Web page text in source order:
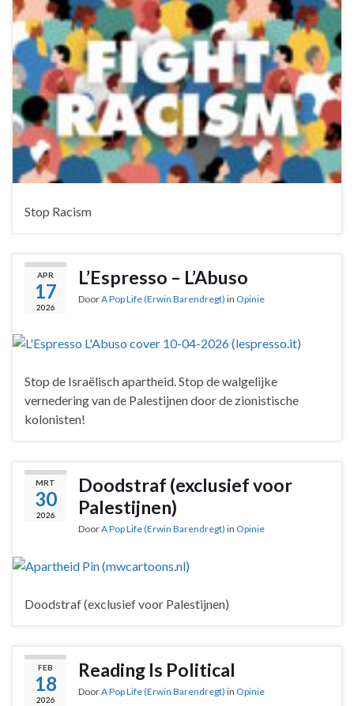
Stop Racism
APR
17
2026
L’Espresso – L’Abuso
DoorA Pop Life (Erwin Barendregt) in Opinie
Stop de Israëlisch apartheid. Stop de walgelijke
vernedering van de Palestijnen door de zionistische
kolonisten!
MRT
30
2026
Doodstraf (exclusief voor
Palestijnen)
DoorA Pop Life (Erwin Barendregt) in Opinie
Doodstraf (exclusief voor Palestijnen)
FEB
18
2026
Reading Is Political
DoorA Pop Life (Erwin Barendregt) in Opinie